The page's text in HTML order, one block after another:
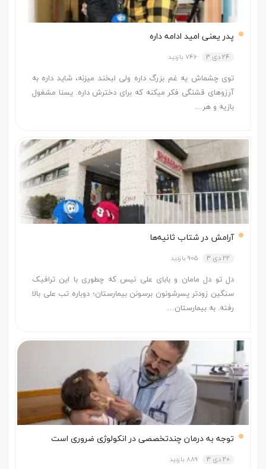
پدر یعنی امید ادامه داره
24 دی 3 746 بازدید
توی چشماش یه غم بزرگ داره ولی لبخند می­زنه، شاید داره به
آرزوهای قشنگی فکر می­کنه که برای دخترش داره. یسنا مشغول
بازیه و هر…
آرامش در شتاب ثانیه‌ها
22 دی 3 905 بازدید
دل تو دل مامان و بابای علی نیس که چطوری با این ترافیک
سنگین زودتر پسرشونون برسونن بیمارستان؛ دوباره تب علی بالا
رفته. به بیمارستان…
توجه به درمان چندتخصصی در انکولوژی ضروری است
20 دی 3 889 بازدید